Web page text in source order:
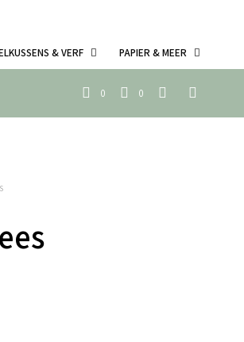
& VERF PAPIER & MEER
0 0